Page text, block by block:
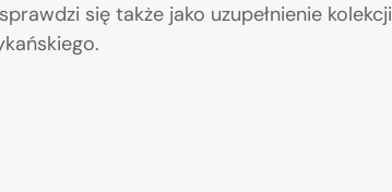
się także jako uzupełnienie kolekcji